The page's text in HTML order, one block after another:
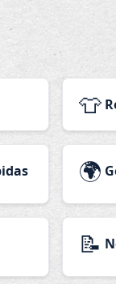
👕
🌍
📝